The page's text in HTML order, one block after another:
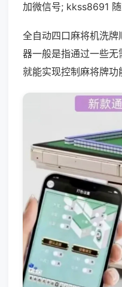
加微信号; kkss8691 随
全自动四口麻将机洗
器一般是指通过一些
就能实现控制麻将牌功